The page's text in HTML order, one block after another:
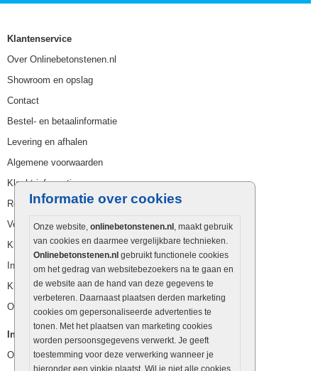
Informatie over cookies
Onze website, onlinebetonstenen.nl , maakt gebruik
van cookies en daarmee vergelijkbare technieken.
Onlinebetonstenen.nl gebruikt functionele cookies
om het gedrag van websitebezoekers na te gaan en
de website aan de hand van deze gegevens te
verbeteren. Daarnaast plaatsen derden marketing
cookies om gepersonaliseerde advertenties te
tonen. Met het plaatsen van marketing cookies
worden persoonsgegevens verwerkt. Je geeft
toestemming voor deze verwerking wanneer je
hieronder een vinkje plaatst. Wil je niet alle cookies
Klantenservice
Over Onlinebetonstenen.nl
Showroom en opslag
Contact
Bestel- en betaalinformatie
Levering en afhalen
Algemene voorwaarden
Klacht informatie
Retourzendingen
Veelgestelde vragen - FAQ
Klantenservice
Inspiratie
Klant ervaringen
Op zoek naar iets anders?
Informatie
Onze tuin webwinkels